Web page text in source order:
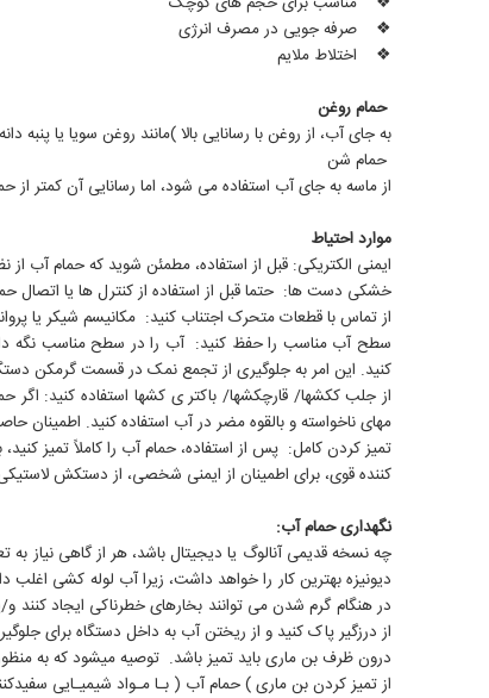
❖ صرفه جویی در مصرف انرژی
❖ اختلاط ملایم
حمام روغن
به جای آب، از روغن با رسانایی بالا )مانند روغن سویا یا پنبه دانه( استفاده می شود که می تواند تا 300 درجه سانتیگراد دما
حمام شن
از ماسه به جای آب استفاده می شود، اما رسانایی آن
موارد احتیاط
ایمنی الکتریکی: قبل از استفاده، مطمئن شوید که حمام آب
خشکی دست ها: حتما قبل از استفاده از کنترل ها یا اتصال
از تماس با قطعات متحرک اجتناب کنید: مکانیسم شیکر یا پروانه گردش را با
کنید. این امر به جلوگیری از تجمع نمک در قسمت گرمکن
مهای ناخواسته و بالقوه مضر در آب استفاده کنید. اطمینان
تمیز کردن کامل: پس از استفاده، حمام آب را کاملاً تمیز
کننده قوی، برای اطمینان از ایمنی شخصی، از دستکش
نگهداری حمام آب:
چه نسخه قدیمی آنالوگ یا دیجیتال باشد، هر از گاهی نیاز
دیونیزه بهترین کار را خواهد داشت، زیرا آب لوله کشی
در هنگام گرم شدن می توانند بخارهای خطرناکی ایجاد
از درزگیر پاک کنید و از ریختن آب به داخل دستگاه برای
درون ظرف بن ماری باید تمیز باشد. توصیه میشود که به
از تمیز کردن بن ماری ) حمام آب ( بـا مـواد شیمیـایی